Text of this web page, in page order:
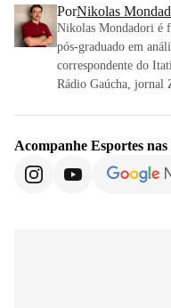
PorNikolas
Nikolas Mondadori é
pós-graduado em
correspondente do
Rádio Gaúcha, jornal
Acompanhe Esportes nas